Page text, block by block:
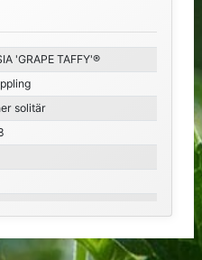
'GRAPE TAFFY'®
solitär